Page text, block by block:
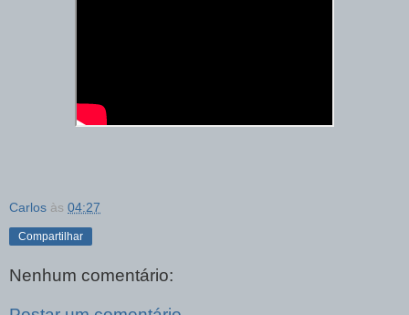
Carlos às 04:27
Compartilhar
Nenhum comentário: